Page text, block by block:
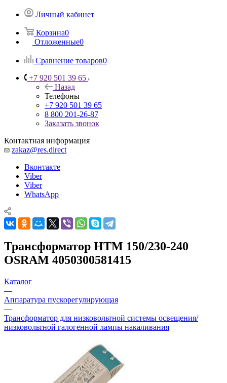
Личный кабинет
Корзина0
Отложенные0
Сравнение товаров0
+7 920 501 39 65
Назад
Телефоны
+7 920 501 39 65
8 800 201-26-87
Заказать звонок
Контактная информация
zakaz@res.direct
Вконтакте
Viber
Viber
WhatsApp
Трансформатор HTM 150/230-240
OSRAM 4050300581415
Каталог
—
Аппаратура пускорегулирующая
—
Трансформатор для низковольтной системы освещения/
низковольтной галогенной лампы накаливания